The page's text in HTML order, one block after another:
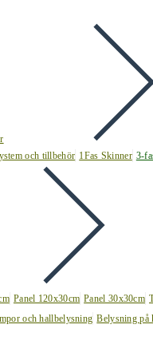
och tillbehör 1Fas Skinner 3-
Panel 120x30cm Panel 30x30cm
och hallbelysning Belysning på